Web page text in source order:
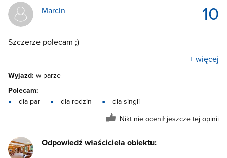
10
Marcin
Szczerze polecam ;)
+ więcej
Wyjazd: w parze
Polecam:
dla par
dla rodzin
dla singli
Nikt nie ocenił jeszcze tej opinii
Odpowiedź właściciela obiektu: